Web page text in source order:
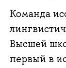
Команда
Высшей
первый в